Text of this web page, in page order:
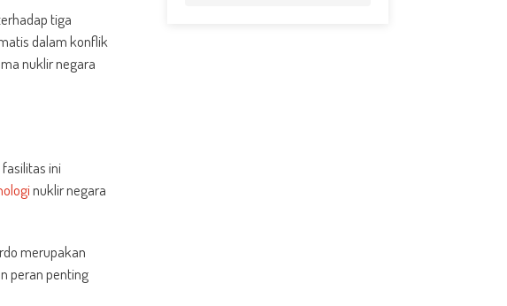
tiga
dalam konflik
nuklir negara
ini
nuklir negara
merupakan
peran penting